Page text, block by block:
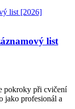
list
pokroky při cvičení
jako profesionál a